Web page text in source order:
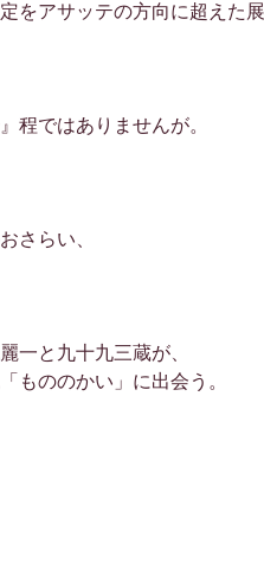
をアサッテの方向に超えた
程ではありませんが。
さらい、
一と九十九三蔵が、
もののかい」に出会う。